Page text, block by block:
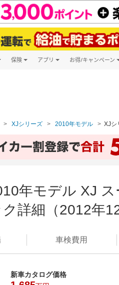
保険 アプリ お得/キャンペーン
XJシリーズ 2010年モデル XJシ
年モデル XJ
詳細（2012年12
車検費用
新車カタログ価格